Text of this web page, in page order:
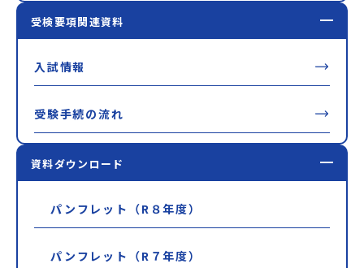
受検要項関連資料
入試情報
受験手続の流れ
資料ダウンロード
パンフレット（R８年度）
パンフレット（R７年度）